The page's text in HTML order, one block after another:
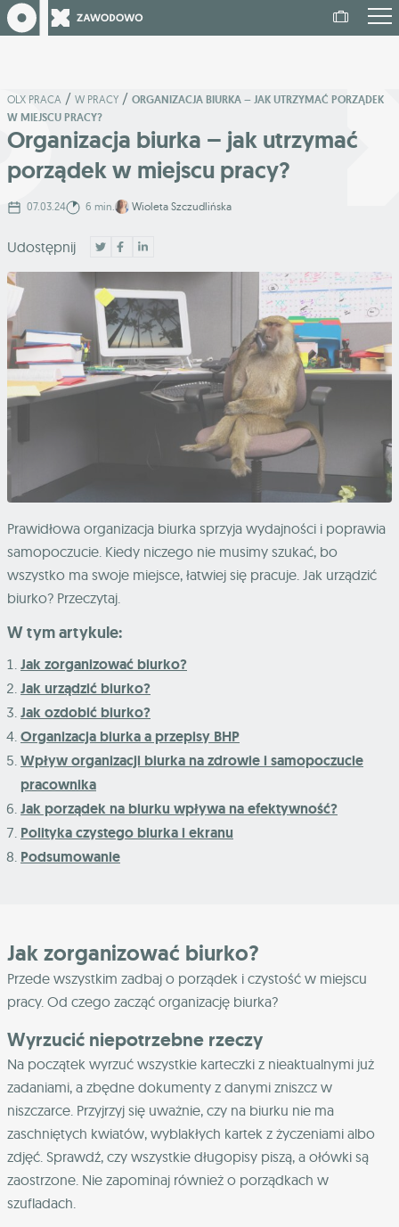
OLX PRACA / W PRACY / ORGANIZACJA BIURKA – JAK UTRZYMAĆ PORZĄDEK
W MIEJSCU PRACY?
Organizacja biurka – jak utrzymać
porządek w miejscu pracy?
07.03.24 6 min. Wioleta Szczudlińska
Udostępnij
Prawidłowa organizacja biurka sprzyja wydajności i poprawia
samopoczucie. Kiedy niczego nie musimy szukać, bo
wszystko ma swoje miejsce, łatwiej się pracuje. Jak urządzić
biurko? Przeczytaj.
W tym artykule:
Jak zorganizować biurko?
Jak urządzić biurko?
Jak ozdobić biurko?
Organizacja biurka a przepisy BHP
Wpływ organizacji biurka na zdrowie i samopoczucie
pracownika
Jak porządek na biurku wpływa na efektywność?
Polityka czystego biurka i ekranu
Podsumowanie
Jak zorganizować biurko?
Przede wszystkim zadbaj o porządek i czystość w miejscu
pracy. Od czego zacząć organizację biurka?
Wyrzucić niepotrzebne rzeczy
Na początek wyrzuć wszystkie karteczki z nieaktualnymi już
zadaniami, a zbędne dokumenty z danymi zniszcz w
niszczarce. Przyjrzyj się uważnie, czy na biurku nie ma
zaschniętych kwiatów, wyblakłych kartek z życzeniami albo
zdjęć. Sprawdź, czy wszystkie długopisy piszą, a ołówki są
zaostrzone. Nie zapominaj również o porządkach w
szufladach.